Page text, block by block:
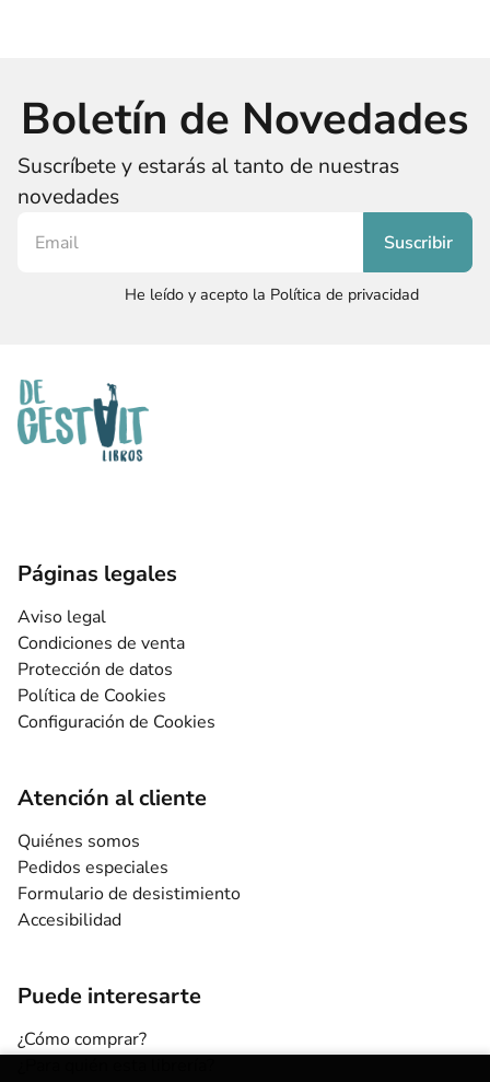
Boletín de Novedades
Suscríbete y estarás al tanto de nuestras
novedades
He leído y acepto la Política de privacidad
Páginas legales
Aviso legal
Condiciones de venta
Protección de datos
Política de Cookies
Configuración de Cookies
Atención al cliente
Quiénes somos
Pedidos especiales
Formulario de desistimiento
Accesibilidad
Puede interesarte
¿Cómo comprar?